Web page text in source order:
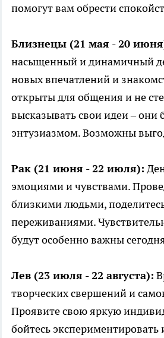
помогут вам обрести
Близнецы (21 мая - 20
насыщенный и динамичный
новых впечатлений и
открыты для общения и не
высказывать свои идеи – они
энтузиазмом. Возможны
Рак (21 июня - 22 июля):
эмоциями и чувствами.
близкими людьми,
переживаниями.
будут особенно важны
Лев (23 июля - 22 августа):
творческих свершений и
Проявите свою яркую
бойтесь экспериментировать